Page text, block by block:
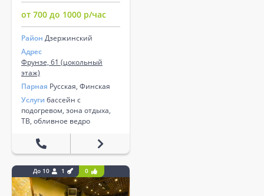
от 700 до 1000 р/час
Район Дзержинский
Адрес
Фрунзе, 61 (цокольный
этаж)
Парная Русская, Финская
Услуги бассейн с
подогревом, зона отдыха,
ТВ, обливное ведро
До 10 1 0